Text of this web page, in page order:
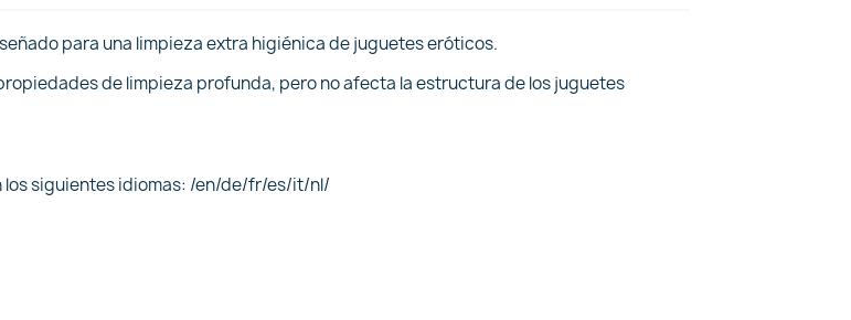
para una limpieza extra higiénica de juguetes eróticos.
de limpieza profunda, pero no afecta la estructura de los juguetes
siguientes idiomas: /en/de/fr/es/it/nl/